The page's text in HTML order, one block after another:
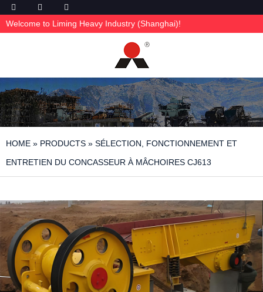
Welcome to Liming Heavy Industry (Shanghai)!
HOME » PRODUCTS » SÉLECTION, FONCTIONNEMENT ET
ENTRETIEN DU CONCASSEUR À MÂCHOIRES CJ613